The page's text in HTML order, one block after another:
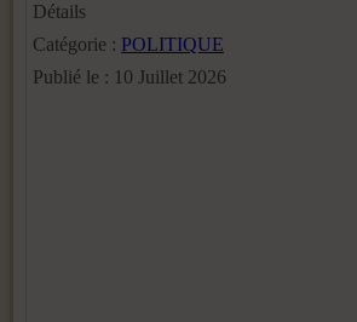
Détails
Catégorie : POLITIQUE
Publié le : 10 Juillet 2026